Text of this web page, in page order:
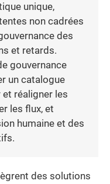
unique,
non cadrées
des
et retards.
gouvernance
un catalogue
et réaligner les
les flux, et
humaine et des
des solutions